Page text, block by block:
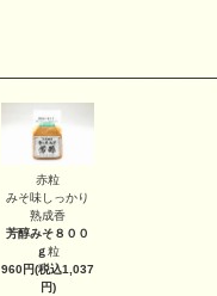
赤粒
みそ味しっかり
熟成香
芳醇みそ８００
ｇ粒
960円(税込1,037
円)